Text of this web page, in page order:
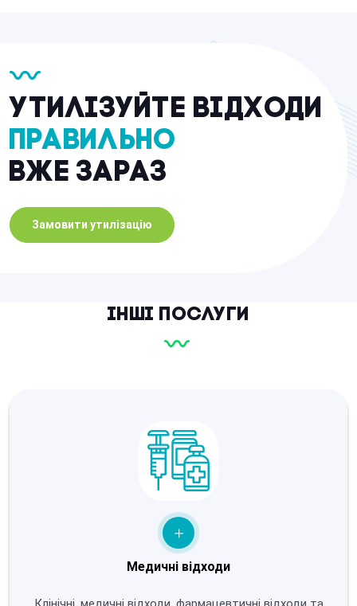
Утилізуйте відходи
правильно
вже зараз
Замовити утилізацію
Інші послуги
Медичні відходи